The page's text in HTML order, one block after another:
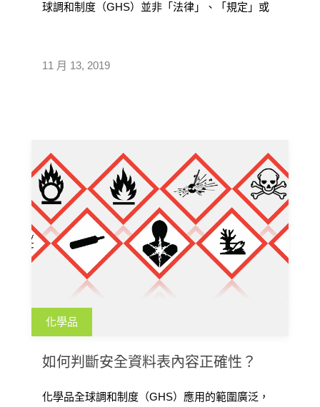
11 月 13, 2019
球調和制度（GHS）並非「法律」、「規定」或
化學品
如何判斷安全資料表內容正確性？
化學品全球調和制度（GHS）應用的範圍廣泛，